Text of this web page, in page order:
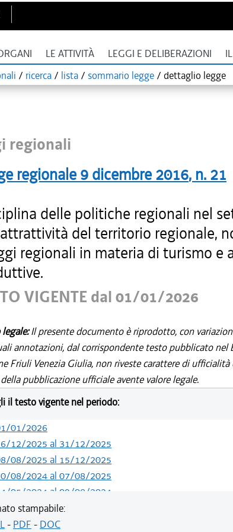
LE ATTIVITÀ LEGGI E DELIBERAZIONI
/ ricerca / lista / sommario legge / dettaglio legge
regionali
regionale 9 dicembre 2016, n. 21
delle politiche regionali nel
del territorio regionale,
regionali in materia di turismo e
VIGENTE dal 01/01/2026
legale:Il presente documento è riprodotto, con
annotazioni, dal corrispondente testo pubblicato
Friuli Venezia Giulia, non riveste carattere di
pubblicazione ufficiale avente valore legale.
il testo vigente nel periodo:
01/2026
12/2025 al 31/12/2025
08/2025 al 15/12/2025
08/2024 al 07/08/2025
05/2024 al 09/08/2024
01/2024 al 13/05/2024
10/2023 al 31/12/2023
stampabile:
- PDF - DOC